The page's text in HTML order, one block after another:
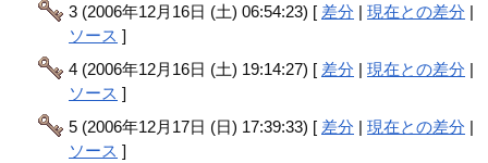
3 (2006年12月16日 (土) 06:54:23) [ 差分 |現在との差分 |
ソース ]
4 (2006年12月16日 (土) 19:14:27) [ 差分 |現在との差分 |
ソース ]
5 (2006年12月17日 (日) 17:39:33) [ 差分 |現在との差分 |
ソース ]